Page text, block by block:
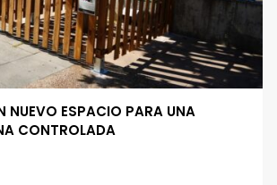
NUEVO ESPACIO PARA UNA
CONTROLADA